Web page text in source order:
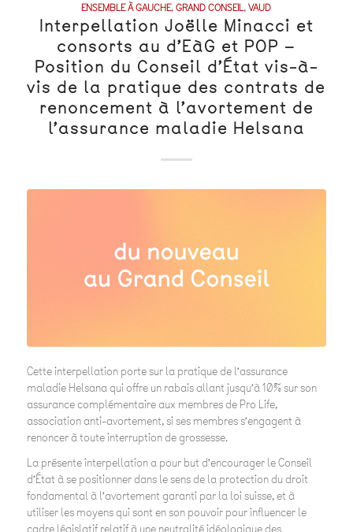
ENSEMBLE À GAUCHE,GRAND CONSEIL,VAUD
Interpellation Joëlle Minacci et
consorts au d’EàG et POP –
Position du Conseil d’État vis-à-
vis de la pratique des contrats de
renoncement à l’avortement de
l’assurance maladie Helsana
Cette interpellation porte sur la pratique de l’assurance
maladie Helsana qui offre un rabais allant jusqu’à 10% sur son
assurance complémentaire aux membres de Pro Life,
association anti-avortement, si ses membres s’engagent à
renoncer à toute interruption de grossesse.
La présente interpellation a pour but d’encourager le Conseil
d’État à se positionner dans le sens de la protection du droit
fondamental à l’avortement garanti par la loi suisse, et à
utiliser les moyens qui sont en son pouvoir pour influencer le